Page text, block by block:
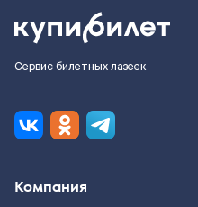
Сервис билетных лазеек
Компания